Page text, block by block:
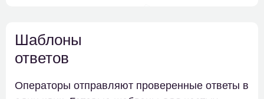
Шаблоны
ответов
Операторы отправляют проверенные ответы в